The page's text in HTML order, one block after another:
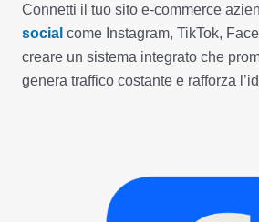
Connetti il tuo sito e-commerce
social come Instagram, TikTok,
creare un sistema integrato che
genera traffico costante e rafforza